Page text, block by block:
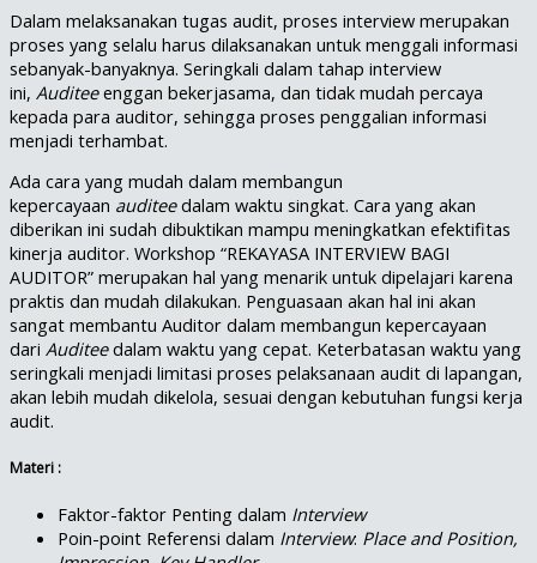
Dalam melaksanakan tugas audit, proses interview merupakan
proses yang selalu harus dilaksanakan untuk menggali informasi
sebanyak-banyaknya. Seringkali dalam tahap interview
ini, Auditeeenggan bekerjasama, dan tidak mudah percaya
kepada para auditor, sehingga proses penggalian informasi
menjadi terhambat.
Ada cara yang mudah dalam membangun
kepercayaan auditeedalam waktu singkat. Cara yang akan
diberikan ini sudah dibuktikan mampu meningkatkan efektifitas
kinerja auditor. Workshop “REKAYASA INTERVIEW BAGI
AUDITOR” merupakan hal yang menarik untuk dipelajari karena
praktis dan mudah dilakukan. Penguasaan akan hal ini akan
sangat membantu Auditor dalam membangun kepercayaan
dari Auditeedalam waktu yang cepat. Keterbatasan waktu yang
seringkali menjadi limitasi proses pelaksanaan audit di lapangan,
akan lebih mudah dikelola, sesuai dengan kebutuhan fungsi kerja
audit.
Materi :
Faktor-faktor Penting dalam Interview
Poin-point Referensi dalam Interview: Place and Position,